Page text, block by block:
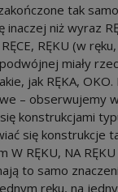
tak
inaczej niż wyraz
RĘCE, RĘKU (w
miały
jak RĘKA,
– obserwujemy
konstrukcjami
się konstrukcje
W RĘKU, NA
to samo
ręku, na